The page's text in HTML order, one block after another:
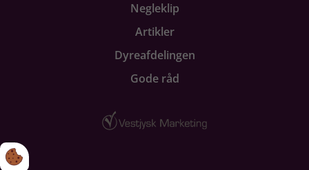
Negleklip
Artikler
Dyreafdelingen
Gode råd